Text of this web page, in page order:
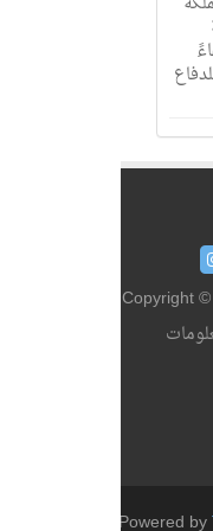
Copyright
Powered by